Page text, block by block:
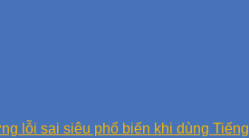
lỗi sai siêu phổ biến khi dùng Tiếng